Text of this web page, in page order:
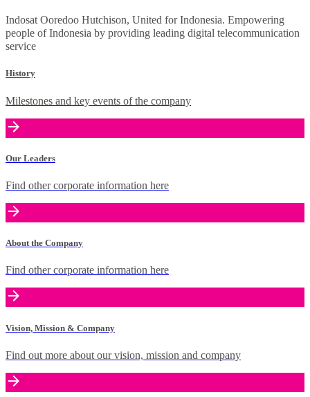
Indosat Ooredoo Hutchison, United for Indonesia. Empowering
people of Indonesia by providing leading digital telecommunication
service
History
Milestones and key events of the company
Our Leaders
Find other corporate information here
About the Company
Find other corporate information here
Vision, Mission & Company
Find out more about our vision, mission and company